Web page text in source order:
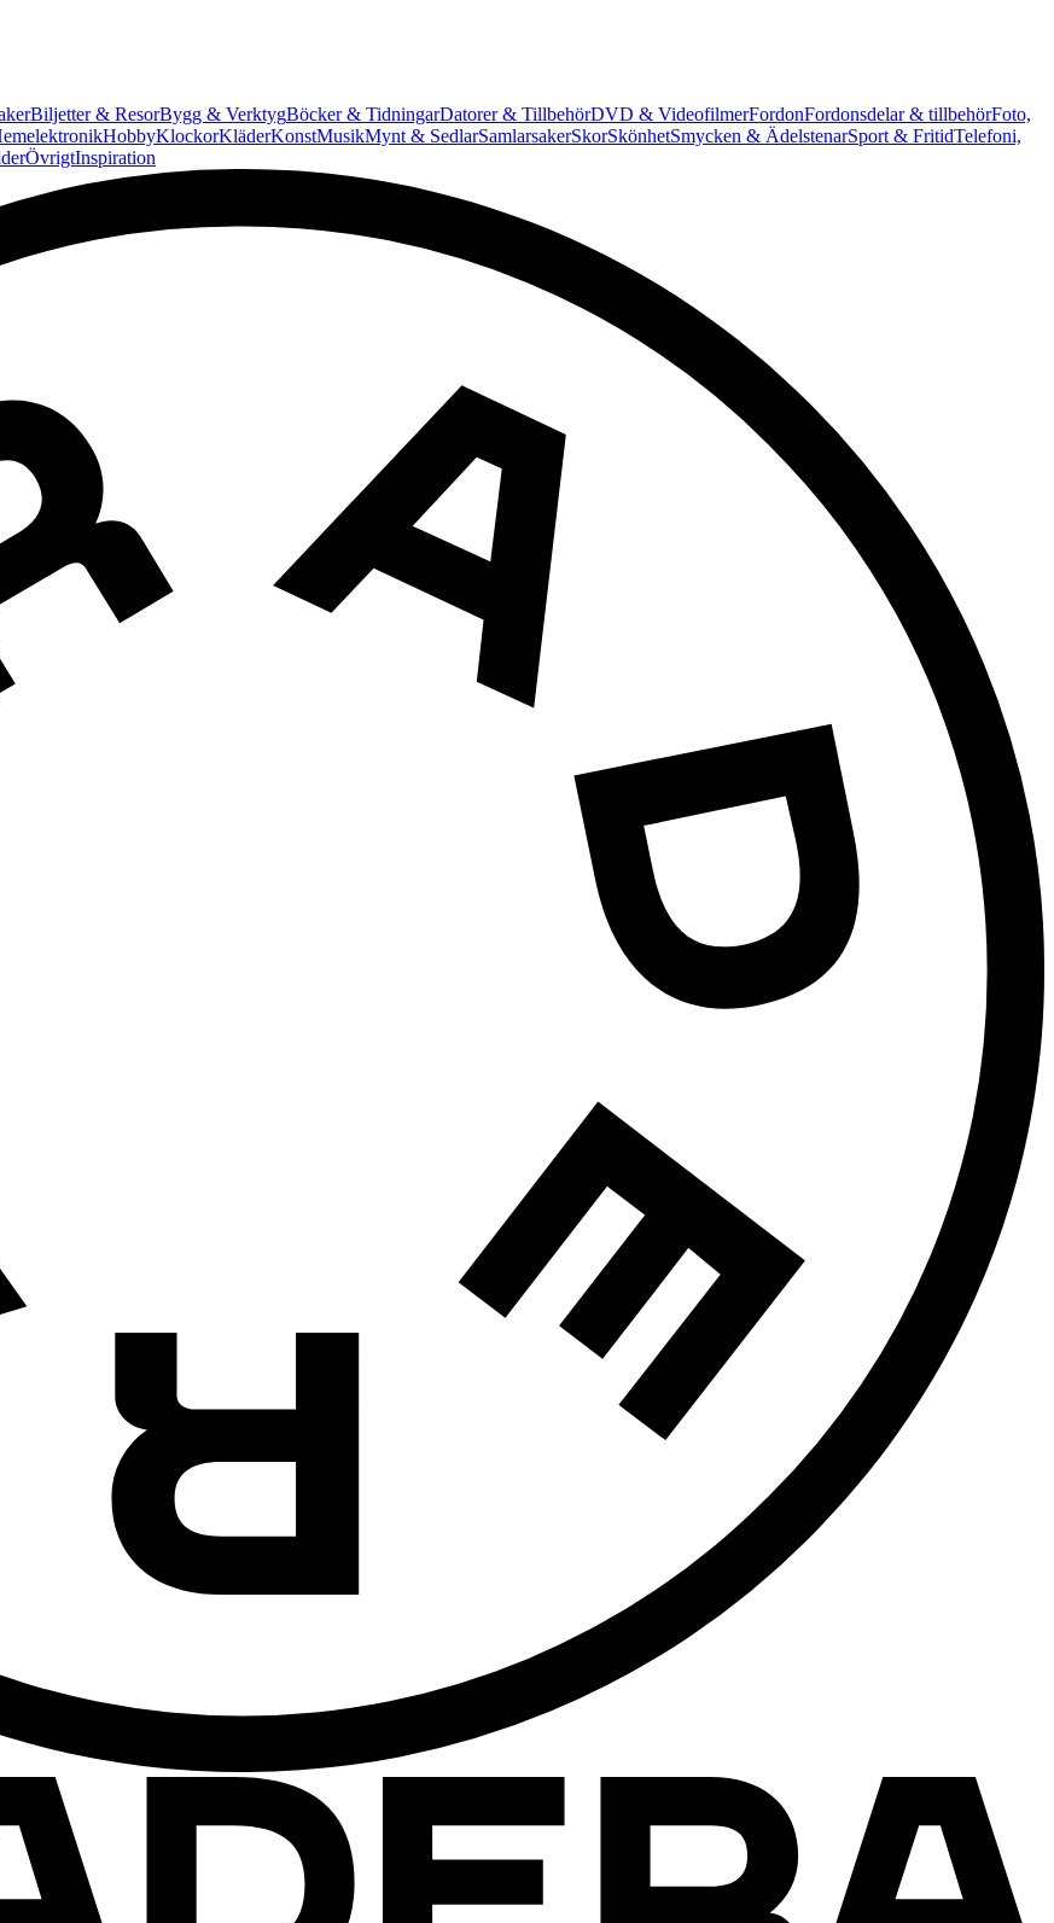
Biljetter & ResorBygg & VerktygBöcker & TidningarDatorer & TillbehörDVD & VideofilmerFordonFordonsdelar & tillbehörFoto,
HobbyKlockorKläderKonstMusikMynt & SedlarSamlarsakerSkorSkönhetSmycken & ÄdelstenarSport & FritidTelefoni,
ÖvrigtInspiration